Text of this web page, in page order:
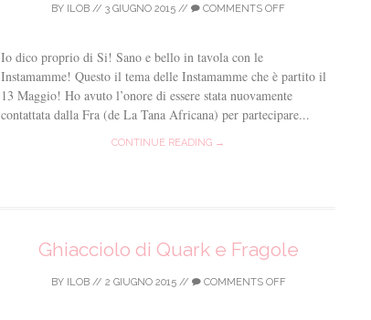
BY ILOB // 3 GIUGNO 2015 // COMMENTS OFF
Io dico proprio di Si! Sano e bello in tavola con le
Instamamme! Questo il tema delle Instamamme che è partito il
13 Maggio! Ho avuto l’onore di essere stata nuovamente
contattata dalla Fra (de La Tana Africana) per partecipare...
CONTINUE READING →
Ghiacciolo di Quark e Fragole
BY ILOB// 2 GIUGNO 2015// COMMENTS OFF